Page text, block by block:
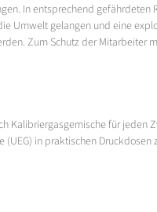
In entsprechend
Umwelt gelangen und eine
Zum Schutz der Mitarbeiter
Kalibriergasgemische für jeden
in praktischen Druckdosen